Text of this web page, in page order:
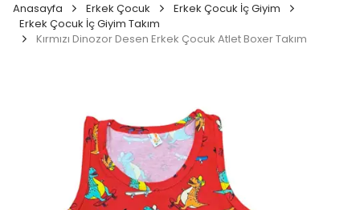
Anasayfa Erkek Çocuk
Erkek Çocuk İç Giyim
Erkek Çocuk İç Giyim Takım
Kırmızı Dinozor Desen Erkek Çocuk Atlet Boxer Takım